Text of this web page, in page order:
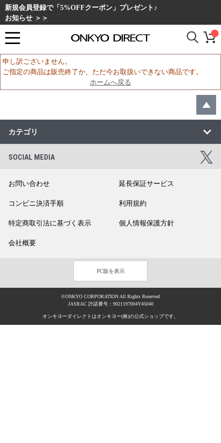
新規会員登録で「5%OFFクーポン」プレゼント♪
お知らせ ＞＞
申し訳ございません。
ご指定の商品は販売終了か、ただ今お取扱いできない商品です。
ホームへ戻る
カテゴリ
SOCIAL MEDIA
お問い合わせ 延長保証サービス
コンビニ決済手順 利用規約
特定商取引法に基づく表示 個人情報保護方針
会社概要
PC版を表示
©ONKYO CORPORATION All Rights Reserved
JASRAC 許諾番号：9021197004Y45040
オンキヨーダイレクトはオンキヨー(株)の公式ショップです。